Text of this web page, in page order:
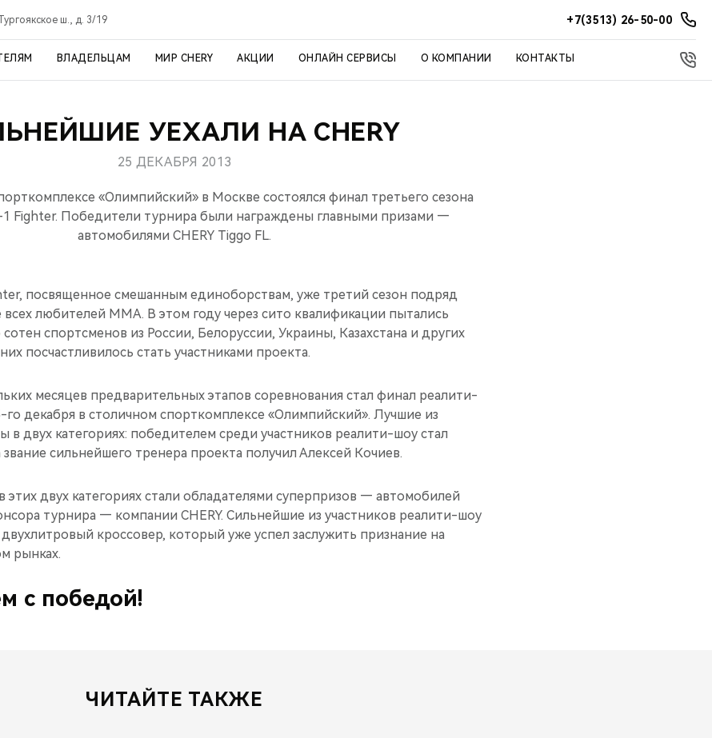
ш., д. 3/19 +7(3513) 26-50-00
ВЛАДЕЛЬЦАМ МИР CHERY АКЦИИ ОНЛАЙН СЕРВИСЫ О КОМПАНИИ КОНТАКТЫ
УЕХАЛИ НА CHERY
25 ДЕКАБРЯ 2013
«Олимпийский» в Москве состоялся финал третьего сезона
Fighter. Победители турнира были награждены главными призами —
автомобилями CHERY Tiggo FL.
посвященное смешанным единоборствам, уже третий сезон подряд
любителей MMA. В этом году через сито квалификации пытались
спортсменов из России, Белоруссии, Украины, Казахстана и других
посчастливилось стать участниками проекта.
месяцев предварительных этапов соревнования стал финал реалити-
го декабря в столичном спорткомплексе «Олимпийский». Лучшие из
в двух категориях: победителем среди участников реалити-шоу стал
сильнейшего тренера проекта получил Алексей Кочиев.
двух категориях стали обладателями суперпризов — автомобилей
турнира — компании CHERY. Сильнейшие из участников реалити-шоу
кроссовер, который уже успел заслужить признание на
рынках.
с победой!
ЧИТАЙТЕ ТАКЖЕ